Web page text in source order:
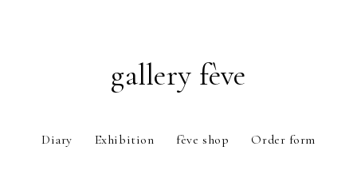
gallery fève
Diary Exhibition fève shop Order form